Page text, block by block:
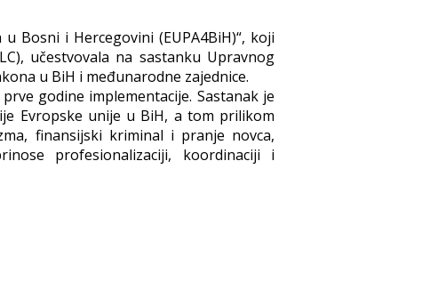
Bosni i Hercegovini (EUPA4BiH)“, koji
učestvovala na sastanku Upravnog
u BiH i međunarodne zajednice.
godine implementacije. Sastanak je
Evropske unije u BiH, a tom prilikom
finansijski kriminal i pranje novca,
profesionalizaciji, koordinaciji i